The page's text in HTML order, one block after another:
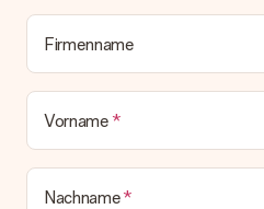
deinem MySurprise Account
Geschenk also direkt beim
Firmenname
Vorname
Nachname